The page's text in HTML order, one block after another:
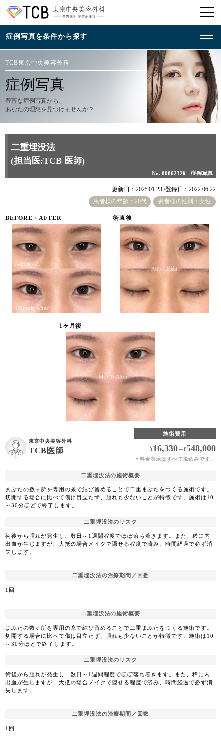
TCB東京中央美容外科
症例写真
豊富な症例写真から、
あなたの理想を見つけませんか？
二重埋没法
(担当医:TCB 医師)
No. 00002328、症例写真
患者様の年齢：20代 患者様の性別：女性
更新日：2025.01.23 /登録日：2022.06.22
BEFORE・AFTER 術直後
1ヶ月後
東京中央美容外科
TCB医師
施術費用
¥16,330～¥548,000
＊ 料金表示はすべて税込みです。
二重埋没法の施術概要
まぶたの数ヶ所を専用の糸で結び留めることで二重まぶたをつくる施術です。
切開する場合に比べて傷は目立たず、腫れも少ないことが特徴です。施術は10
～30分ほどで終了します。
二重埋没法のリスク
術後から腫れが発生し、数日～1週間程度でほぼ落ち着きます。また、稀に内
出血が生じますが、大抵の場合メイクで隠せる程度で済み、時間経過で必ず消
失します。
二重埋没法の治療期間／回数
1回
二重埋没法の施術概要
まぶたの数ヶ所を専用の糸で結び留めることで二重まぶたをつくる施術です。
切開する場合に比べて傷は目立たず、腫れも少ないことが特徴です。施術は10
～30分ほどで終了します。
二重埋没法のリスク
術後から腫れが発生し、数日～1週間程度でほぼ落ち着きます。また、稀に内
出血が生じますが、大抵の場合メイクで隠せる程度で済み、時間経過で必ず消
失します。
二重埋没法の治療期間／回数
1回